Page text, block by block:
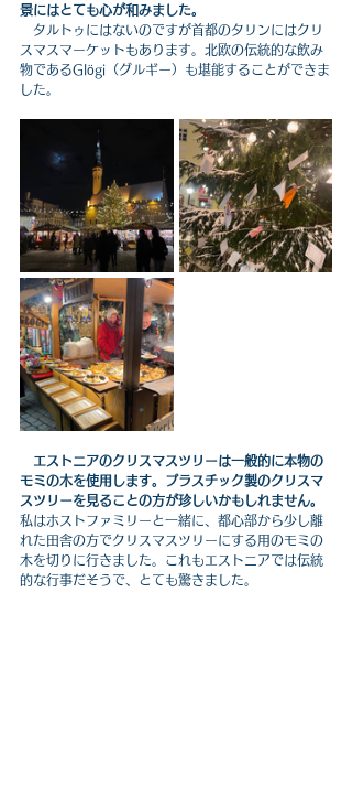
景にはとても心が和みました。
タルトゥにはないのですが首都のタリンにはクリ
スマスマーケットもあります。北欧の伝統的な飲み
物であるGlögi（グルギー）も堪能することができま
した。
エストニアのクリスマスツリーは一般的に本物の
モミの木を使用します。プラスチック製のクリスマ
スツリーを見ることの方が珍しいかもしれません。
私はホストファミリーと一緒に、都心部から少し離
れた田舎の方でクリスマスツリーにする用のモミの
木を切りに行きました。これもエストニアでは伝統
的な行事だそうで、とても驚きました。